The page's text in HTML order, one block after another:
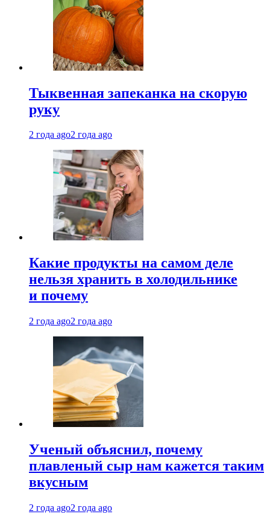
Тыквенная запеканка на скорую
руку
2 года ago2 года ago
Какие продукты на самом деле
нельзя хранить в холодильнике
и почему
2 года ago2 года ago
Ученый объяснил, почему
плавленый сыр нам кажется таким
вкусным
2 года ago2 года ago